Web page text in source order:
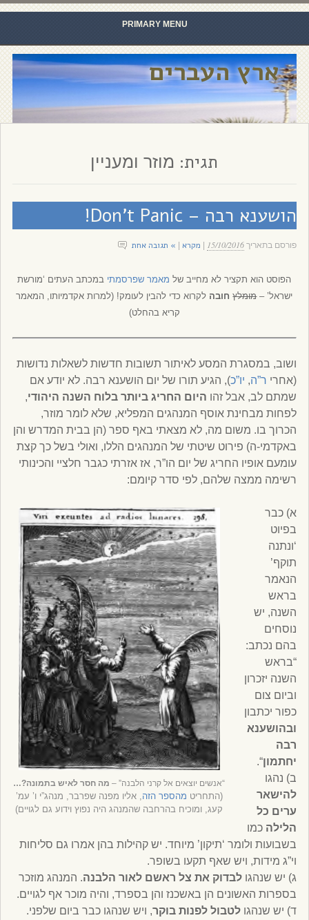
PRIMARY MENU
Skip to content
ארץ העברים
תגית: מוזר ומעניין
הושענא רבה – Don’t Panic!
פורסם בתאריך15/10/2016 מקרא » תגובה אחת
הפוסט הוא תקציר לא מחייב של מאמר שפרסמתי במכתב העתים ‘מורשת
ישראל’ –מומלץ חובה לקרוא כדי להבין לעומק! (למרות אקדמיותו, המאמר
קריא בהחלט)
ושוב, במסגרת המסע לאיתור תשובות חדשות לשאלות נדושות
(אחרי ר”ה, יו”כ), הגיע תורו של יום הושענא רבה. לא יודע אם
שמתם לב, אבל זהו היום החריג ביותר בלוח השנה היהודי,
לפחות מבחינת אוסף המנהגים המפליא, שלא לומר מוזר,
הכרוך בו. משום מה, לא מצאתי באף ספר (הן בבית המדרש והן
באקדמי-ה) פירוט שיטתי של המנהגים הללו, ואולי בשל כך קצת
עומעם אופיו החריג של יום הו”ר, אז אזרתי כגבר חלציי והכינותי
רשימה ממצה שלהם, לפי סדר קיומם:
“אנשים יוצאים אל קרני הלבנה” – מה חסר לאיש בתמונה?…
(התחריט מהספר הזה, אליו מפנה שפרבר, מנהג”י ו’ עמ’
קעג, ומוכיח בהרחבה שהמנהג היה נפוץ וידוע גם לגויים)
א) כבר
בפיוט
‘ונתנה
תוקף’
הנאמר
בראש
השנה, יש
נוסחים
בהם נכתב:
“בראש
השנה יזכרון
וביום צום
כפור יכתבון
ובהושענא
רבה
יחתמון“.
ב) נהגו
להישאר
ערים כל
הלילה כמו
בשבועות ולומר ‘תיקון’ מיוחד. יש קהילות בהן אמרו גם סליחות
וי”ג מידות, ויש שאף תקעו בשופר.
ג) יש שנהגולבדוק את צל ראשם לאור הלבנה. המנהג מוזכר
בספרות האשונים הן באשכנז והן בספרד, והיה מוכר אף לגויים.
ד) יש שנהגולטבול לפנות בוקר, ויש שנהגו כבר ביום שלפני.